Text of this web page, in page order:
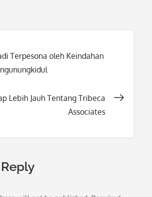
Terpesona oleh Keindahan
Lebih Jauh Tentang Tribeca
Associates